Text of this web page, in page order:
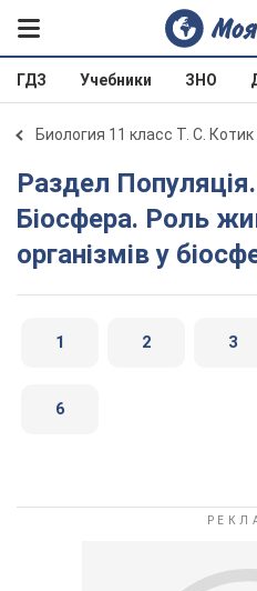
ГДЗ Учебники ЗНО
Биология 11 класс Т. С.
Раздел Популяція. Екосистема.
Біосфера. Роль
організмів у
1 2 3
6